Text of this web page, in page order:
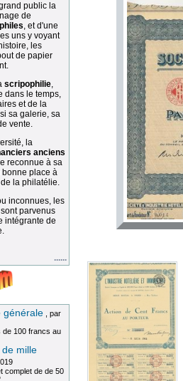
public la
de
, et d'une
uns y voyant
les
de papier
scripophilie,
dans le temps,
et de la
sa galerie, sa
vente.
anciens
reconnue à sa
bonne place à
la philatélie.
parvenus
intégrante de
......
générale , par
de 100 francs au
mille
complet de de 50